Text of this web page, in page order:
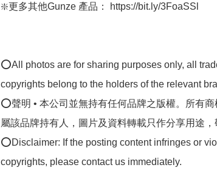
❇️更多其他Gunze 產品： https://bit.ly/3FoaSSl
⭕All photos are for sharing purposes only, all
copyrights belong to the holders of the relevant
⭕聲明 • 本公司並無持有任何品牌之版權。所有
屬該品牌持有人，圖片及資料轉載只作分享用途，
⭕Disclaimer: If the posting content infringes or
copyrights, please contact us immediately.